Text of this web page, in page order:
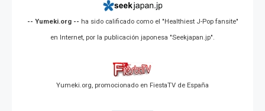
-- Yumeki.org -- ha sido calificado como el "Healthiest J-Pop fansite"
en Internet, por la publicación japonesa "Seekjapan.jp".
Yumeki.org, promocionado en FiestaTV de España